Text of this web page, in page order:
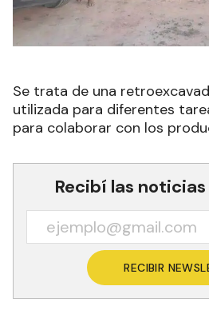
Se trata de una
utilizada para diferentes
para colaborar con los
Recibí las
RECIBIR